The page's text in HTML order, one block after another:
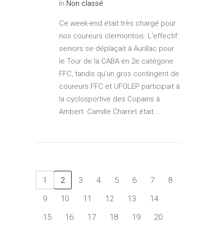
In Non classé
Ce week-end était très chargé pour
nos coureurs clermontois. L'effectif
seniors se déplaçait à Aurillac pour
le Tour de la CABA en 2e catégorie
FFC, tandis qu'un gros contingent de
coureurs FFC et UFOLEP participait à
la cyclosportive des Copains à
Ambert. Camille Charret était...
1 2 3 4 5 6 7
8
9
10 11 12 13
14
15
16 17 18 19
20